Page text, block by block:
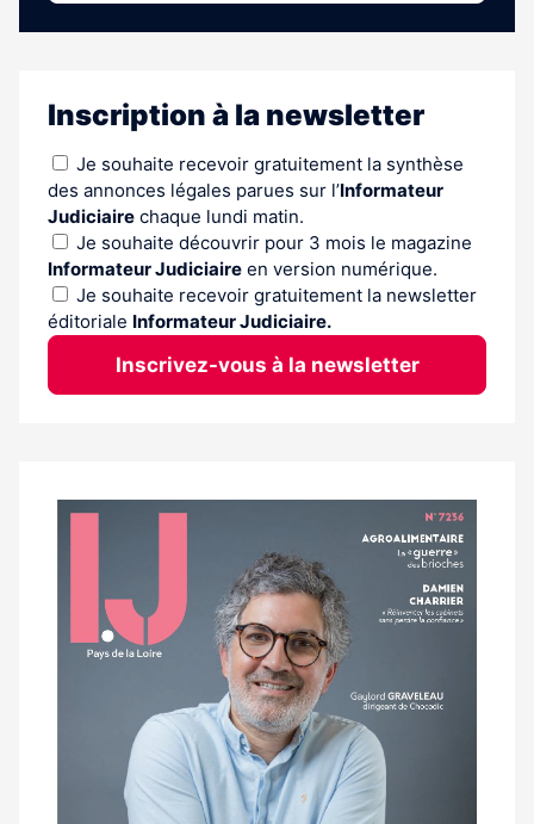
Inscription à la newsletter
Je souhaite recevoir gratuitement la synthèse
des annonces légales parues sur l’Informateur
Judiciaire chaque lundi matin.
Je souhaite découvrir pour 3 mois le magazine
Informateur Judiciaire en version numérique.
Je souhaite recevoir gratuitement la newsletter
éditoriale Informateur Judiciaire.
Inscrivez-vous à la newsletter
Notre
magazine